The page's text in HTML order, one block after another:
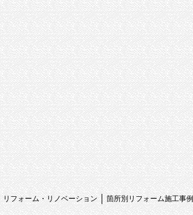
リフォーム・リノベーション 箇所別リフォーム施工事例